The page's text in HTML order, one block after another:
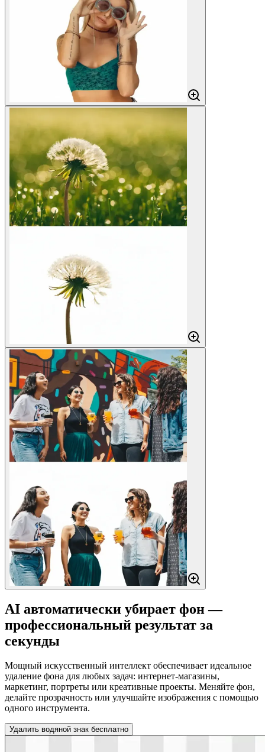
AI автоматически убирает фон —
профессиональный результат за
секунды
Мощный искусственный интеллект обеспечивает идеальное
удаление фона для любых задач: интернет-магазины,
маркетинг, портреты или креативные проекты. Меняйте фон,
делайте прозрачность или улучшайте изображения с помощью
одного инструмента.
Удалить водяной знак бесплатно